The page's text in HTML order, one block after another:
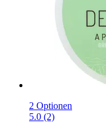
2 Optionen
5.0 (2)